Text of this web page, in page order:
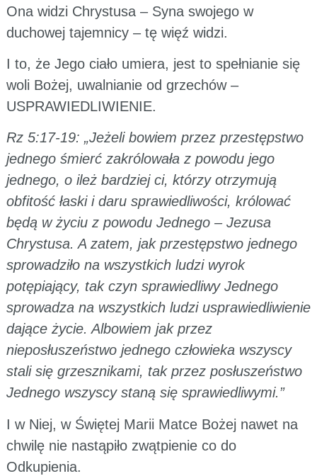
Ona widzi Chrystusa – Syna swojego w
duchowej tajemnicy – tę więź widzi.
I to, że Jego ciało umiera, jest to spełnianie się
woli Bożej, uwalnianie od grzechów –
USPRAWIEDLIWIENIE.
Rz 5:17-19: „Jeżeli bowiem przez przestępstwo
jednego śmierć zakrólowała z powodu jego
jednego, o ileż bardziej ci, którzy otrzymują
obfitość łaski i daru sprawiedliwości, królować
będą w życiu z powodu Jednego – Jezusa
Chrystusa. A zatem, jak przestępstwo jednego
sprowadziło na wszystkich ludzi wyrok
potępiający, tak czyn sprawiedliwy Jednego
sprowadza na wszystkich ludzi usprawiedliwienie
dające życie. Albowiem jak przez
nieposłuszeństwo jednego człowieka wszyscy
stali się grzesznikami, tak przez posłuszeństwo
Jednego wszyscy staną się sprawiedliwymi.”
I w Niej, w Świętej Marii Matce Bożej nawet na
chwilę nie nastąpiło zwątpienie co do
Odkupienia.